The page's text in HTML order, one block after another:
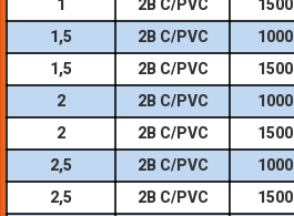
1
2B C/PVC 1500
1,5
2B C/PVC 1000
1,5
2B C/PVC 1500
2
2B C/PVC 1000
2
2B C/PVC 1500
2,5
2B C/PVC 1000
2,5
2B C/PVC 1500